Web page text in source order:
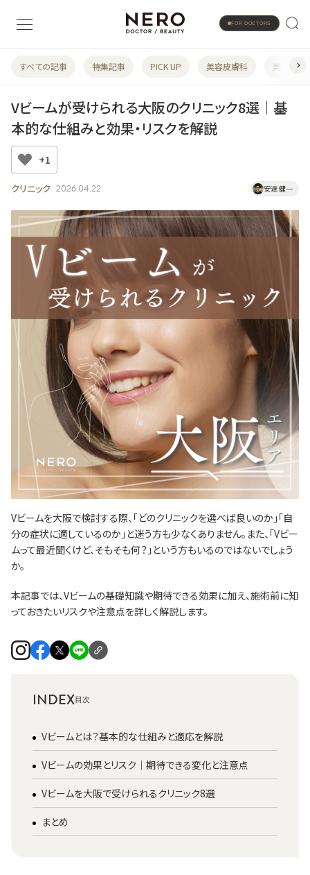
FOR DOCTORS
すべての記事 特集記事 PICK UP 美容皮膚科 美容婦人
Vビームが受けられる大阪のクリニック8選｜基
本的な仕組みと効果・リスクを解説
+1
クリニック 2026.04.22 安達 健一
Vビームを大阪で検討する際、「どのクリニックを選べば良いのか」「自
分の症状に適しているのか」と迷う方も少なくありません。また、「Vビー
ムって最近聞くけど、そもそも何？」という方もいるのではないでしょう
か。
本記事では、Vビームの基礎知識や期待できる効果に加え、施術前に知
っておきたいリスクや注意点を詳しく解説します。
INDEX
Vビームとは？基本的な仕組みと適応を解説
Vビームの効果とリスク｜期待できる変化と注意点
Vビームを大阪で受けられるクリニック8選
まとめ